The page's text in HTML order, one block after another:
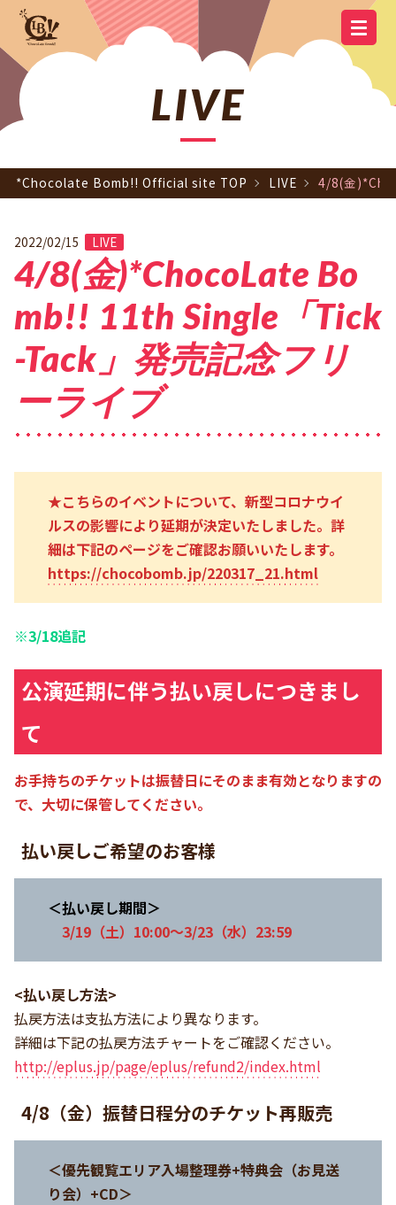
OFFICIAL SITE TOP
SCHEDULE DISCOGRAPHY
GOODS
YOUTUBE OFFICIAL LINE
OFFICIAL
LIVE
*Chocolate Bomb!! Official site TOP LIVE 4/8(金
2022/02/15 LIVE
4/8(金)*ChocoLate Bo
mb!! 11th Single「Tick
-Tack」発売記念フリ
ーライブ
★こちらのイベントについて、新型コロナウイ
ルスの影響により延期が決定いたしました。詳
細は下記のページをご確認お願いいたします。
https://chocobomb.jp/220317_21.html
※3/18追記
公演延期に伴う払い戻しにつきまし
て
お手持ちのチケットは振替日にそのまま有効となりますの
で、大切に保管してください。
払い戻しご希望のお客様
＜払い戻し期間＞
3/19（土）10:00～3/23（水）23:59
<払い戻し方法>
払戻方法は支払方法により異なります。
詳細は下記の払戻方法チャートをご確認ください。
http://eplus.jp/page/eplus/refund2/index.html
4/8（金）振替日程分のチケット再販売
＜優先観覧エリア入場整理券+特典会（お見送
り会）+CD＞